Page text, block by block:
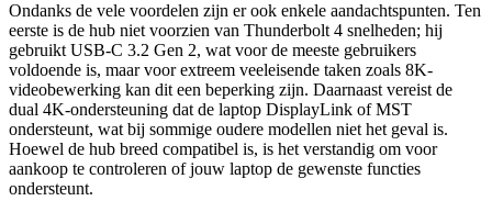
Ondanks de vele voordelen zijn er ook enkele aandachtspunten. Ten
eerste is de hub niet voorzien van Thunderbolt 4 snelheden; hij
gebruikt USB-C 3.2 Gen 2, wat voor de meeste gebruikers
voldoende is, maar voor extreem veeleisende taken zoals 8K-
videobewerking kan dit een beperking zijn. Daarnaast vereist de
dual 4K-ondersteuning dat de laptop DisplayLink of MST
ondersteunt, wat bij sommige oudere modellen niet het geval is.
Hoewel de hub breed compatibel is, is het verstandig om voor
aankoop te controleren of jouw laptop de gewenste functies
ondersteunt.